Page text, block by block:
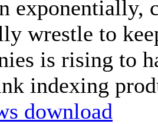
exponentially,
wrestle to
is rising to
indexing
download